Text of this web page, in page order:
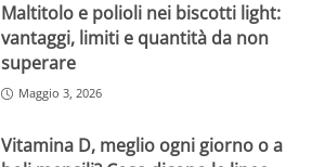
Maltitolo e polioli nei biscotti light:
vantaggi, limiti e quantità da non
superare
Maggio 3, 2026
Vitamina D, meglio ogni giorno o a